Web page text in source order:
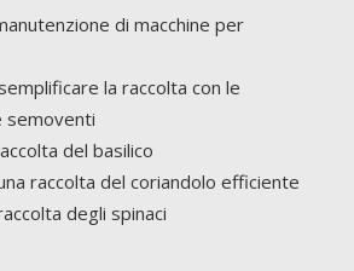
di macchine per
la raccolta con le
semoventi
del basilico
raccolta del coriandolo efficiente
degli spinaci